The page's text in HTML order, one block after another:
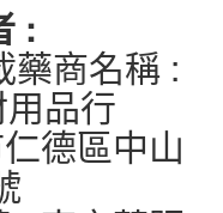
:
藥商名稱 :
品行
德區中山